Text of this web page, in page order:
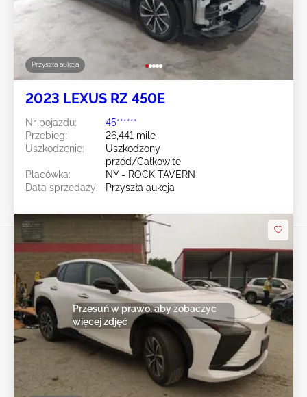
Przyszła aukcja
2023 LEXUS RZ 450E
Nr pojazdu:
45******
Przebieg:
26,441 mile
Uszkodzenie:
Uszkodzony
przód/Całkowite
Placówka:
NY - ROCK TAVERN
Data sprzedaży:
Przyszła aukcja
Przesuń w prawo, aby zobaczyć
więcej zdjęć